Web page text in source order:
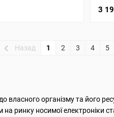
організму та його
ринку носимої електроніки
3
Назад 1 2 3 4 5